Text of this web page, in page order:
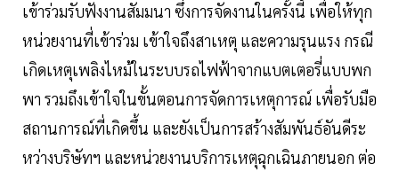
เข้าร่วมรับฟังงานสัมมนา ซึ่งการจัดงานในครั้งนี้ เพื่อให้ทุก
หน่วยงานที่เข้าร่วม เข้าใจถึงสาเหตุ และความรุนแรง กรณี
เกิดเหตุเพลิงไหม้ในระบบรถไฟฟ้าจากแบตเตอรี่แบบพก
พา รวมถึงเข้าใจในขั้นตอนการจัดการเหตุการณ์ เพื่อรับมือ
สถานการณ์ที่เกิดขึ้น และยังเป็นการสร้างสัมพันธ์อันดีระ
หว่างบริษัทฯ และหน่วยงานบริการเหตุฉุกเฉินภายนอก ต่อ